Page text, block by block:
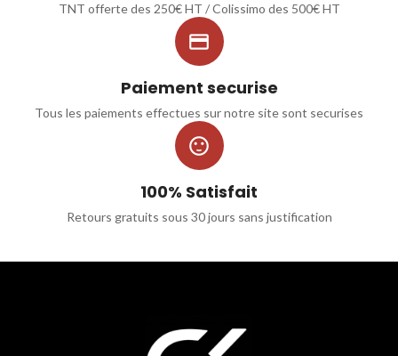
TNT offerte des 250€ HT / Colissimo des 500€ HT

Paiement securise
Tous les paiements effectues sur notre site sont securises

100% Satisfait
Retours gratuits sous 30 jours sans justification